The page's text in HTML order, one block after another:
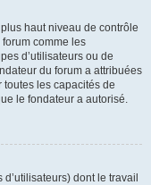
haut niveau de contrôle
comme les
d’utilisateurs ou de
du forum a attribuées
les capacités de
le fondateur a autorisé.
dont le travail